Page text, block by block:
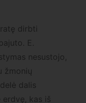
dirbti
E.
nesustojo,
žmonių
dalis
kas iš